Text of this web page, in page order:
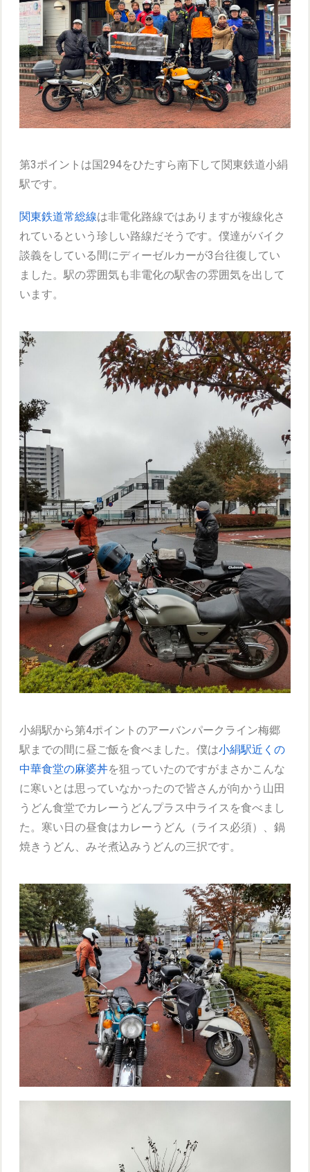
第3ポイントは国294をひたすら南下して関東鉄道小絹
駅です。
関東鉄道常総線は非電化路線ではありますが複線化さ
れているという珍しい路線だそうです。僕達がバイク
談義をしている間にディーゼルカーが3台往復してい
ました。駅の雰囲気も非電化の駅舎の雰囲気を出して
います。
小絹駅から第4ポイントのアーバンパークライン梅郷
駅までの間に昼ご飯を食べました。僕は小絹駅近くの
中華食堂の麻婆丼を狙っていたのですがまさかこんな
に寒いとは思っていなかったので皆さんが向かう山田
うどん食堂でカレーうどんプラス中ライスを食べまし
た。寒い日の昼食はカレーうどん（ライス必須）、鍋
焼きうどん、みそ煮込みうどんの三択です。